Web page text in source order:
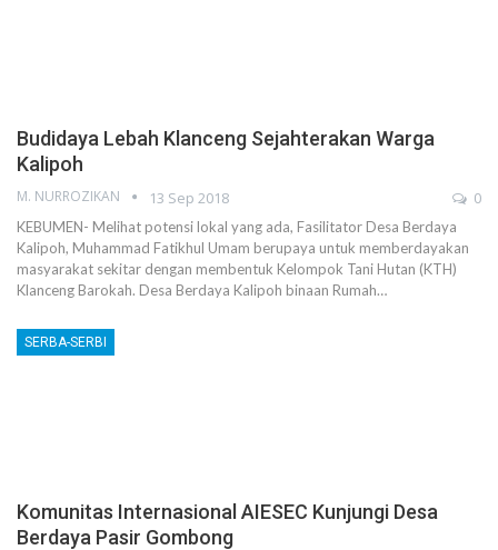
Budidaya Lebah Klanceng Sejahterakan Warga
Kalipoh
M. NURROZIKAN 13 Sep 2018 0
KEBUMEN- Melihat potensi lokal yang ada, Fasilitator Desa Berdaya
Kalipoh, Muhammad Fatikhul Umam berupaya untuk memberdayakan
masyarakat sekitar dengan membentuk Kelompok Tani Hutan (KTH)
Klanceng Barokah. Desa Berdaya Kalipoh binaan Rumah…
SERBA-SERBI
Komunitas Internasional AIESEC Kunjungi Desa
Berdaya Pasir Gombong